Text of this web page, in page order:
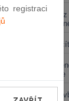
Výpověď
Nová
Změna
energetice
Černé
registraci